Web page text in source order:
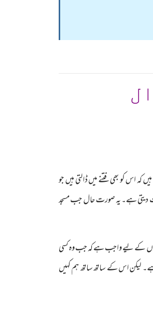
اس کو بھی فتنے میں ڈالتی ہیں جو
دیتی ہے۔ یہ صورت حال جب مسجد
کے لیے واجب ہے کہ جب وہ کسی
ہے۔ لیکن اس کے ساتھ ساتھ ہم کہیں